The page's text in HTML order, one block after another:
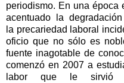
periodismo. En una época
acentuado la
la precariedad laboral
oficio que no sólo es
fuente inagotable de
comenzó en 2007 a
labor que le sirvió